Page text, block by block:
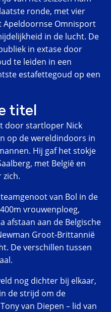
ronde, met vier
Apeldoornse Omnisport
in de lucht. De
in extase door
te leiden in een
estafettegoud op een
titel
door startloper Nick
op de wereldindoors in
Hij gaf het stokje
met België en
van Bol in de
vrouwenploeg,
afstaan aan de Belgische
Groot-Brittannië
De verschillen tussen
nog dichter bij elkaar,
de strijd om de
van Diepen – lid van